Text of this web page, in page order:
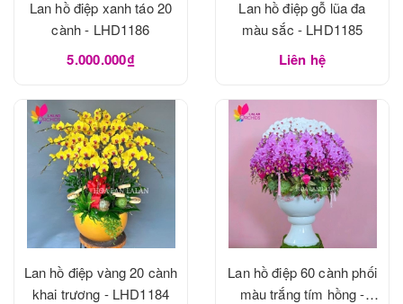
Lan hồ điệp xanh táo 20
cành - LHD1186
5.000.000₫
Lan hồ điệp gỗ lũa đa
màu sắc - LHD1185
Liên hệ
Lan hồ điệp vàng 20 cành
khai trương - LHD1184
Lan hồ điệp 60 cành phối
màu trắng tím hồng -